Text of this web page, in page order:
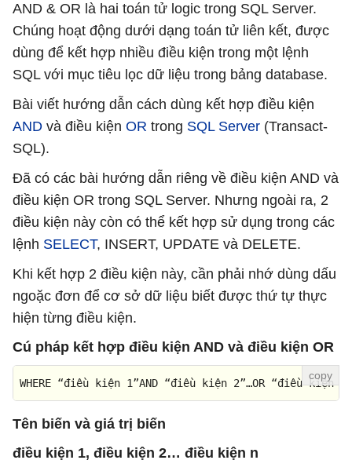
AND & OR là hai toán tử logic trong SQL Server.
Chúng hoạt động dưới dạng toán tử liên kết, được
dùng để kết hợp nhiều điều kiện trong một lệnh
SQL với mục tiêu lọc dữ liệu trong bảng database.
Bài viết hướng dẫn cách dùng kết hợp điều kiện
AND và điều kiện OR trong SQL Server (Transact-
SQL).
Đã có các bài hướng dẫn riêng về điều kiện AND và
điều kiện OR trong SQL Server. Nhưng ngoài ra, 2
điều kiện này còn có thể kết hợp sử dụng trong các
lệnh SELECT, INSERT, UPDATE và DELETE.
Khi kết hợp 2 điều kiện này, cần phải nhớ dùng dấu
ngoặc đơn để cơ sở dữ liệu biết được thứ tự thực
hiện từng điều kiện.
Cú pháp kết hợp điều kiện AND và điều kiện OR
WHERE “đi ều kiện 1”AND “đi ều kiện 2”…OR “đi ều kiện
Tên biến và giá trị biến
điều kiện 1, điều kiện 2… điều kiện n